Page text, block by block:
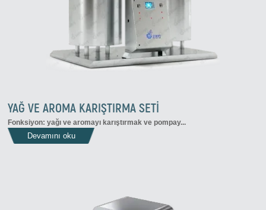
YAĞ VE AROMA KARIŞTIRMA SETİ
Fonksiyon: yağı ve aromayı karıştırmak ve pompay...
Devamını oku